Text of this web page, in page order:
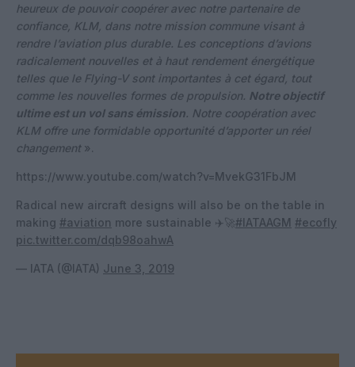
heureux de pouvoir coopérer avec notre partenaire de
confiance, KLM, dans notre mission commune visant à
rendre l’aviation plus durable. Les conceptions d’avions
radicalement nouvelles et à haut rendement énergétique
telles que le Flying-V sont importantes à cet égard, tout
comme les nouvelles formes de propulsion. Notre objectif
ultime est un vol sans émission. Notre coopération avec
KLM offre une formidable opportunité d’apporter un réel
changement ».
https://www.youtube.com/watch?v=MvekG31FbJM
Radical new aircraft designs will also be on the table in
making #aviation more sustainable ✈️🚀#IATAAGM #ecofly
pic.twitter.com/dqb98oahwA
— IATA (@IATA) June 3, 2019